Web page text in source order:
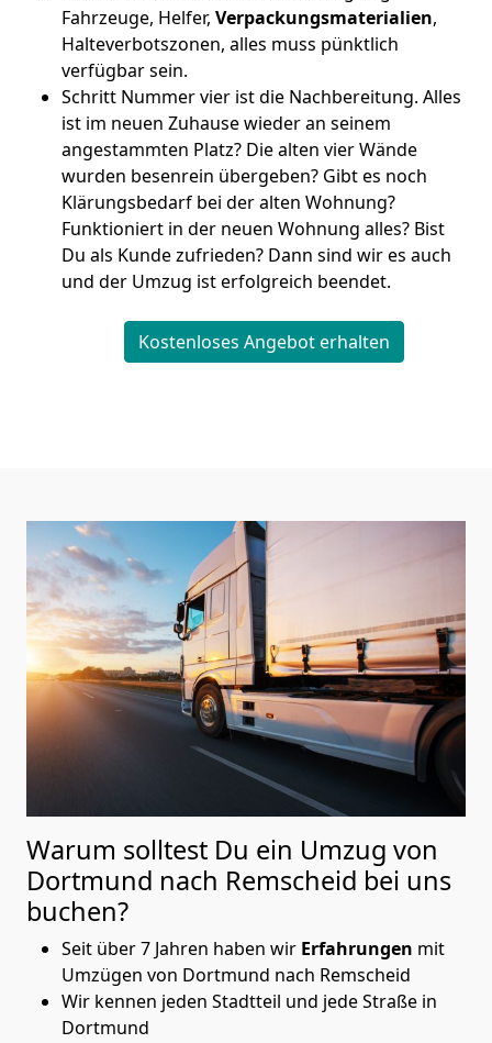
Fahrzeuge, Helfer, Verpackungsmaterialien,
Halteverbotszonen, alles muss pünktlich
verfügbar sein.
Schritt Nummer vier ist die Nachbereitung. Alles
ist im neuen Zuhause wieder an seinem
angestammten Platz? Die alten vier Wände
wurden besenrein übergeben? Gibt es noch
Klärungsbedarf bei der alten Wohnung?
Funktioniert in der neuen Wohnung alles? Bist
Du als Kunde zufrieden? Dann sind wir es auch
und der Umzug ist erfolgreich beendet.
Kostenloses Angebot erhalten
Warum solltest Du ein Umzug von
Dortmund nach Remscheid bei uns
buchen?
Seit über 7 Jahren haben wir Erfahrungen mit
Umzügen von Dortmund nach Remscheid
Wir kennen jeden Stadtteil und jede Straße in
Dortmund